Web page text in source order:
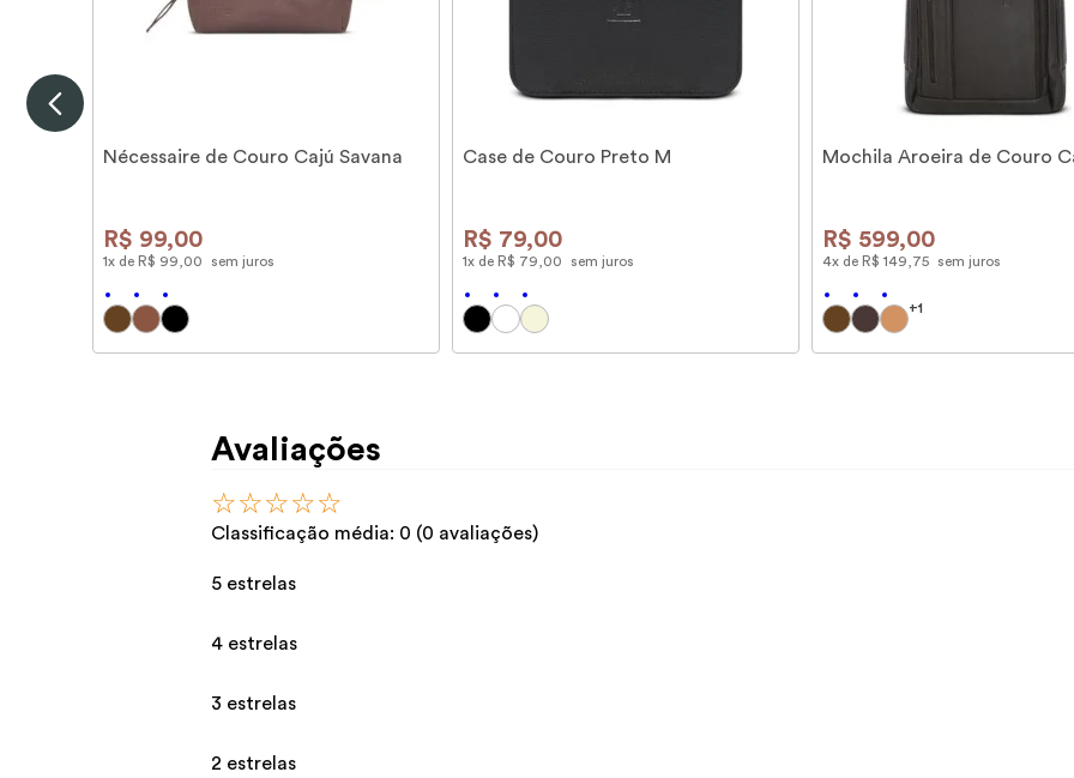
Nécessaire de Couro Cajú Savana
R$ 99,00
1x de R$ 99 00 sem juros
Case de Couro Preto M
R$ 79,00
1x de R$ 79 00 sem juros
Mochila Aroeira de Couro
R$ 599,00
4x de R$ 149 75 sem juros
+1
Avaliações
☆☆☆☆☆
Classificação média: 0 (0 avaliações)
5 estrelas
4 estrelas
3 estrelas
2 estrelas